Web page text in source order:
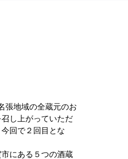
張地域の全蔵元のお
し上がっていただ
回で２回目とな
にある５つの酒蔵